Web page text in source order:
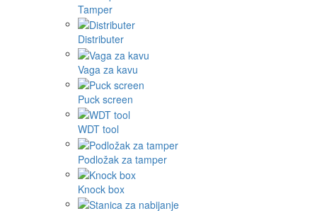
Tamper
Distributer
Vaga za kavu
Puck screen
WDT tool
Podložak za tamper
Knock box